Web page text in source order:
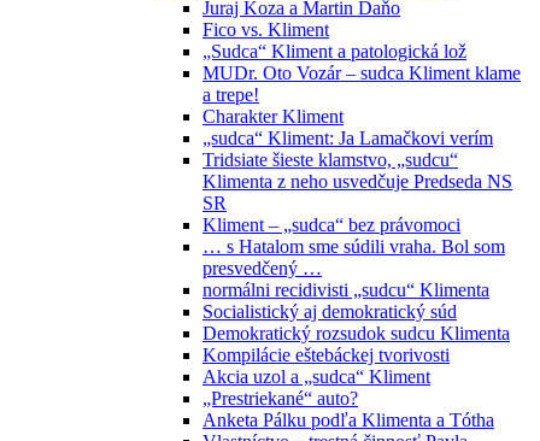
Juraj Koza a Martin Daňo
Fico vs. Kliment
„Sudca“ Kliment a patologická lož
MUDr. Oto Vozár – sudca Kliment klame
a trepe!
Charakter Kliment
„sudca“ Kliment: Ja Lamačkovi verím
Tridsiate šieste klamstvo, „sudcu“
Klimenta z neho usvedčuje Predseda NS
SR
Kliment – „sudca“ bez právomoci
… s Hatalom sme súdili vraha. Bol som
presvedčený …
normálni recidivisti „sudcu“ Klimenta
Socialistický aj demokratický súd
Demokratický rozsudok sudcu Klimenta
Kompilácie eštebáckej tvorivosti
Akcia uzol a „sudca“ Kliment
„Prestriekané“ auto?
Anketa Pálku podľa Klimenta a Tótha